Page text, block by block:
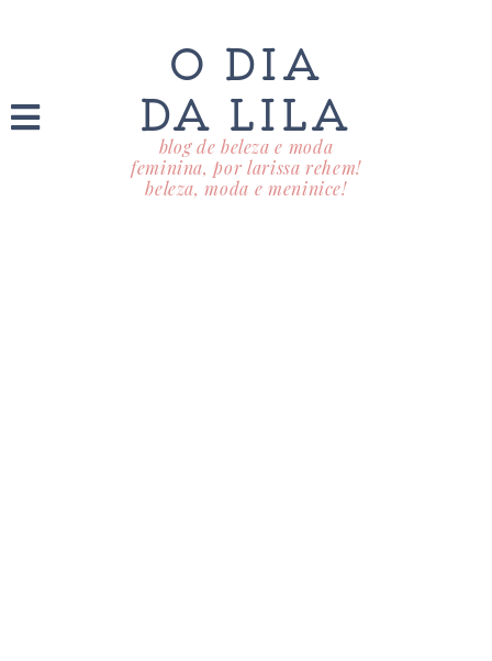
O DIA
DA LILA
blog de beleza e moda
feminina, por larissa rehem!
beleza, moda e meninice!